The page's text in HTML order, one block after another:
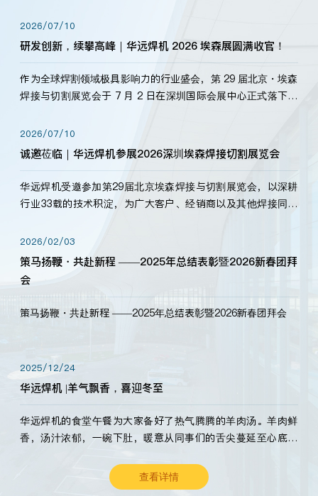
2026/07/10
研发创新，续攀高峰｜华远焊机 2026 埃森展圆满收官！
作为全球焊割领域极具影响力的行业盛会，第 29 届北京・埃森
焊接与切割展览会于 7 月 2 日在深圳国际会展中心正式落下帷
标准，持之以恒研发新产品、新技术。新老客户、行业伙伴、
海内外客户为目睹公司发布的新产…
2026/07/10
诚邀莅临｜华远焊机参展2026深圳埃森焊接切割展览会
华远焊机受邀参加第29届北京埃森焊接与切割展览会，以深耕
行业33载的技术积淀，为广大客户、经销商以及其他焊接同仁
2026/02/03
策马扬鞭・共赴新程 ——2025年总结表彰暨2026新春团拜
会
策马扬鞭・共赴新程 ——2025年总结表彰暨2026新春团拜会
2025/12/24
华远焊机 |羊气飘香，喜迎冬至
华远焊机的食堂午餐为大家备好了热气腾腾的羊肉汤。羊肉鲜
香，汤汁浓郁，一碗下肚，暖意从同事们的舌尖蔓延至心底。
查看详情